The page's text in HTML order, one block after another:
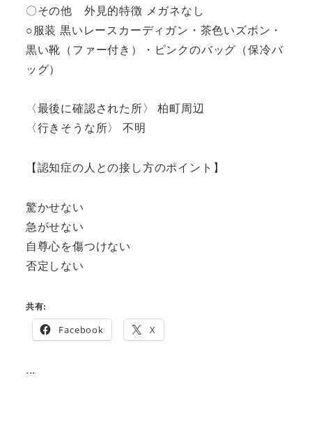
〇その他 外見的特徴 メガネなし
○服装 黒いレースカーディガン・茶色いズボン・
黒い靴（ファー付き）・ピンクのバッグ（保冷バ
ッグ）
〈最後に確認された所〉 柏町周辺
〈行きそうな所〉 不明
【認知症の人との接し方のポイント】
驚かせない
急がせない
自尊心を傷つけない
否定しない
共有:
Facebook
X
...